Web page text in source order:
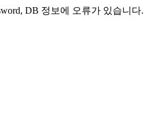
DB 정보에 오류가 있습니다.